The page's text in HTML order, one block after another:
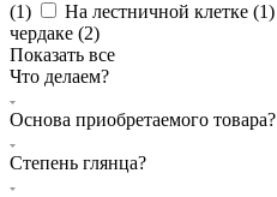
(1) На лестничной клетке (1)
чердаке (2)
Показать все
Что делаем?
Основа приобретаемого товара?
Степень глянца?